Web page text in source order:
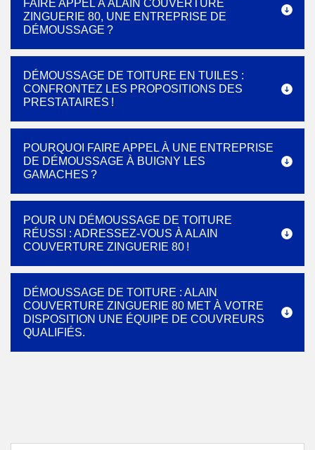
FAIRE APPEL À ALAIN COUVERTURE
ZINGUERIE 80, UNE ENTREPRISE DE
DÉMOUSSAGE ?
DÉMOUSSAGE DE TOITURE EN TUILES :
CONFRONTEZ LES PROPOSITIONS DES
PRESTATAIRES !
POURQUOI FAIRE APPEL À UNE ENTREPRISE
DE DÉMOUSSAGE À BUIGNY LES
GAMACHES ?
POUR UN DÉMOUSSAGE DE TOITURE
RÉUSSI : ADRESSEZ-VOUS À ALAIN
COUVERTURE ZINGUERIE 80 !
DÉMOUSSAGE DE TOITURE : ALAIN
COUVERTURE ZINGUERIE 80 MET À VOTRE
DISPOSITION UNE ÉQUIPE DE COUVREURS
QUALIFIÉS.